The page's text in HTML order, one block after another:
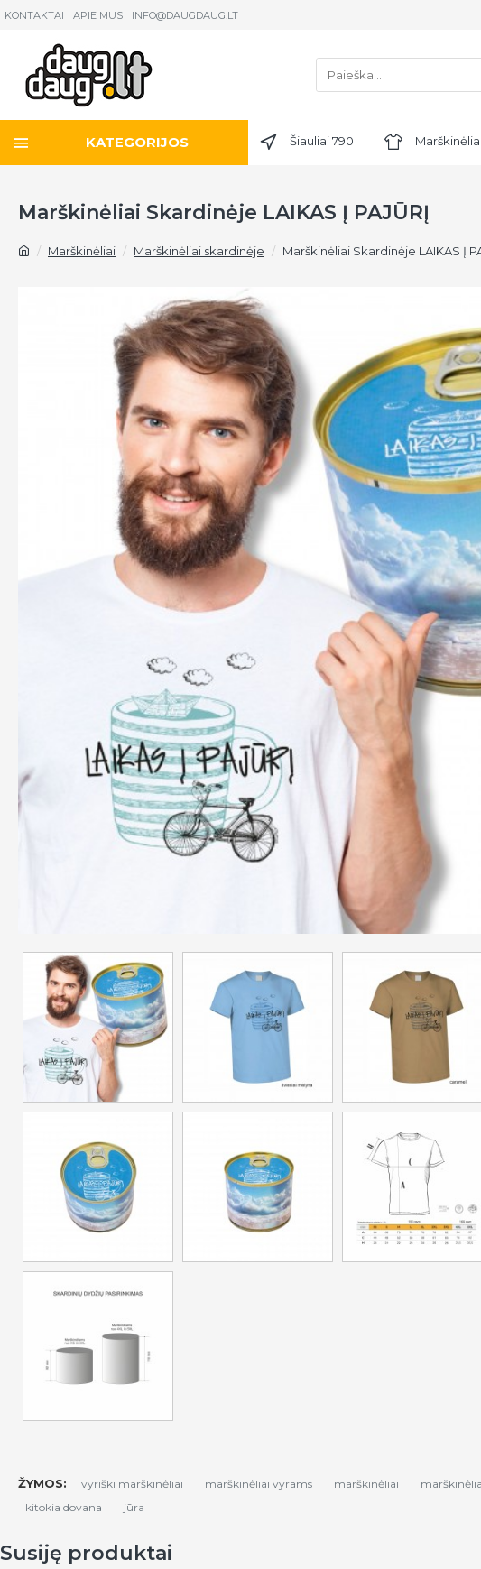
KONTAKTAI APIE MUS INFO@DAUGDAUG.LT
KATEGORIJOS Šiauliai 790
Marškinėliai Marškinėliai skardinėje Marškinėliai Skardinėje LAIKAS Į
Marškinėliai Skardinėje LAIKAS Į PAJŪRĮ
ŽYMOS: vyriški marškinėliai marškinėliai vyrams marškinėliai
kitokia dovana
jūra
Susiję produktai